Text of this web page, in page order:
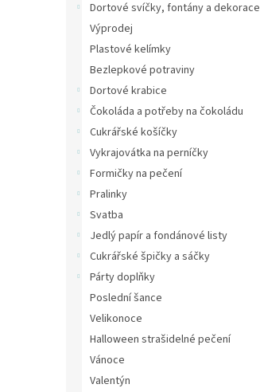
Dortové svíčky, fontány a dekorace
Výprodej
Plastové kelímky
Bezlepkové potraviny
Dortové krabice
Čokoláda a potřeby na čokoládu
Cukrářské košíčky
Vykrajovátka na perníčky
Formičky na pečení
Pralinky
Svatba
Jedlý papír a fondánové listy
Cukrářské špičky a sáčky
Párty doplňky
Poslední šance
Velikonoce
Halloween strašidelné pečení
Vánoce
Valentýn